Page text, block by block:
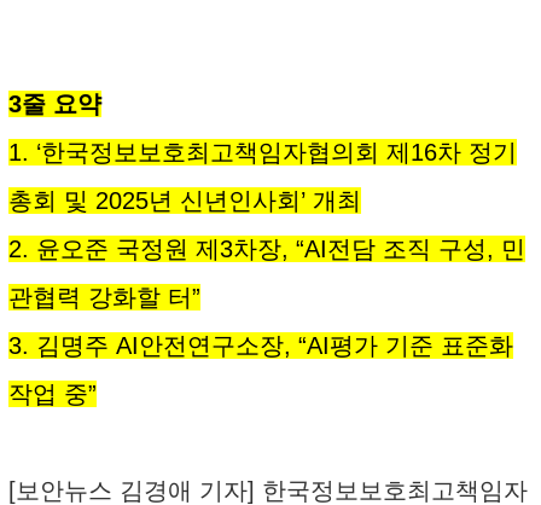
3줄 요약
1. ‘한국정보보호최고책임자협의회 제16차 정기
총회 및 2025년 신년인사회’ 개최
2. 윤오준 국정원 제3차장, “AI전담 조직 구성, 민
관협력 강화할 터”
3. 김명주 AI안전연구소장, “AI평가 기준 표준화
작업 중”
[보안뉴스 김경애 기자] 한국정보보호최고책임자